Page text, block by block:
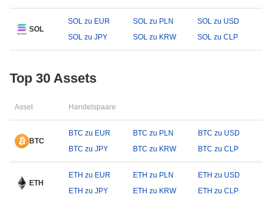
SOL
SOL zu EUR SOL zu PLN
SOL zu USD
SOL zu JPY
SOL zu KRW SOL zu CLP
Top 30 Assets
Asset Handelspaare
BTC
BTC zu EUR BTC zu PLN
BTC zu USD
BTC zu JPY
BTC zu KRW BTC zu CLP
ETH
ETH zu EUR ETH zu PLN
ETH zu USD
ETH zu JPY
ETH zu KRW ETH zu CLP